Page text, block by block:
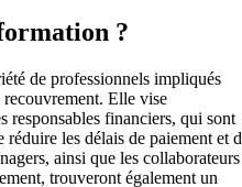
?
de professionnels impliqués
Elle vise
responsables financiers, qui sont
réduire les délais de paiement et
ainsi que les collaborateurs
trouveront également un